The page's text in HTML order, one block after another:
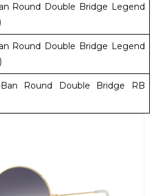
Round Double Bridge Legend
Round Double Bridge Legend
Round Double Bridge RB